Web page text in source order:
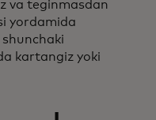
va teginmasdan
yordamida
kartangiz yoki